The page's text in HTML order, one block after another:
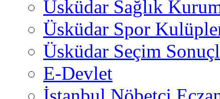
Üsküdar Sağlık
Üsküdar Spor
Üsküdar Seçim
E-Devlet